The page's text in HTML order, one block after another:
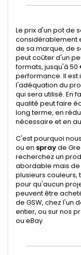
Le prix d'un pot de
considérablement
de sa marque, de
peut coûter d'un
formats, jusqu'à
performance. Il
l'adéquation du
qui sera utilisé. En
qualité peut faire
long terme, en
nécessaire et en
C'est pourquoi
ou en sprayde
recherchez un
abordable mais de
plusieurs couleurs,
pour qu'aucun
peuvent être
de GSW, chez l'un
entier, ou sur nos
ou eBay.